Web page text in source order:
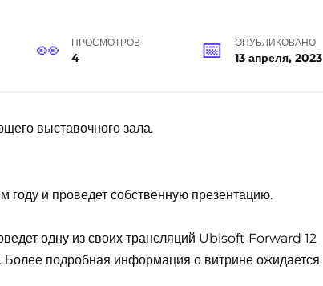
ПРОСМОТРОВ
4
ОПУБЛИКОВАНО
13 апреля, 2023
выставочного зала.
году и проведет собственную презентацию.
одну из своих трансляций Ubisoft Forward 12
подробная информация о витрине ожидается